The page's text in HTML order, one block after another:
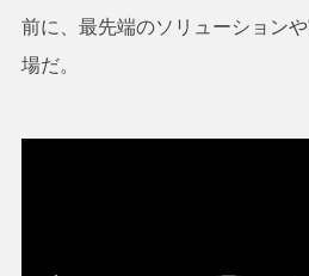
前に、最先端のソリューション
場だ。